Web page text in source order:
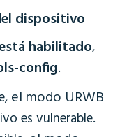
dispositivo
habilitado,
config.
el modo URWB
es vulnerable.